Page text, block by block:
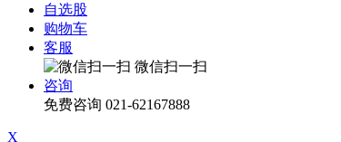
自选股
购物车
客服
微信扫一扫
咨询
免费咨询 021-62167888
X